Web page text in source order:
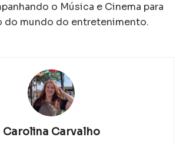
o Música e Cinema para
do mundo do entretenimento.
Carolina Carvalho